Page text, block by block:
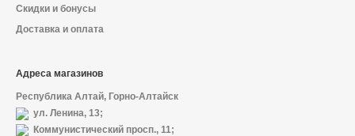
Скидки и бонусы
Доставка и оплата
Адреса магазинов
Республика Алтай, Горно-Алтайск
ул. Ленина, 13;
Коммунистический просп., 11;